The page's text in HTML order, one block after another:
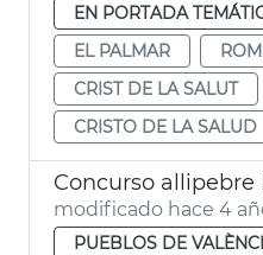
EN PORTADA
EL PALMAR
CRIST DE LA SALUT
CRISTO DE LA SALUD
Concurso allipebre
modificado hace 4
PUEBLOS DE